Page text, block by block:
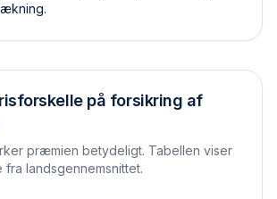
på forsikring af
præmien betydeligt. Tabellen viser
landsgennemsnittet.